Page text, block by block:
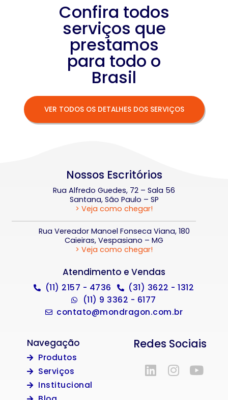
Confira todos
serviços que
prestamos
para todo o
Brasil
VER TODOS OS DETALHES DOS SERVIÇOS
Nossos Escritórios
Rua Alfredo Guedes, 72 – Sala 56
Santana, São Paulo – SP
> Veja como chegar!
Rua Vereador Manoel Fonseca Viana, 180
Caieiras, Vespasiano – MG
> Veja como chegar!
Atendimento e Vendas
(11) 2157 - 4736
(31) 3622 - 1312
(11) 9 3362 - 6177
contato@mondragon.com.br
Navegação
Produtos
Serviços
Institucional
Redes Sociais